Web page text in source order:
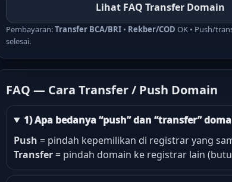
Lihat FAQ Transfer Domain
Pembayaran:Transfer BCA/BRI • Rekber/COD OK • Push/
selesai.
FAQ — Cara Transfer / Push Domain
1) Apa bedanya “push” dan “transfer”
Push = pindah kepemilikan di registrar yang
Transfer = pindah domain ke registrar lain